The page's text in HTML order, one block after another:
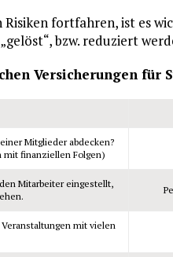
fortfahren, ist es
bzw. reduziert
Versicherungen
Mitglieder abdecken?
mit finanziellen Folgen)
Mitarbeiter eingestellt,
mit vielen